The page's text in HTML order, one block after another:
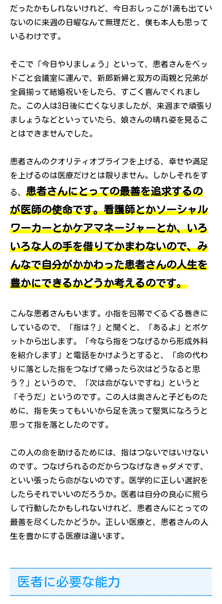
だったかもしれないけれど、今日おしっこが1滴も出てい
ないのに来週の日曜なんて無理だと、僕も本人も思って
いるわけです。
そこで「今日やりましょう」といって、患者さんをベッ
ドごと会議室に運んで、新郎新婦と双方の両親と兄弟が
全員揃って結婚祝いをしたら、すごく喜んでくれまし
た。この人は3日後に亡くなりましたが、来週まで頑張り
ましょうなどといっていたら、娘さんの晴れ姿を見るこ
とはできませんでした。
患者さんのクオリティオブライフを上げる、幸せや満足
を上げるのは医療だけとは限りません。しかしそれをす
る、 患者さんにとっての最善を追求するの
が医師の使命です。看護師とかソーシャル
ワーカーとかケアマネージャーとか、いろ
いろな人の手を借りてかまわないので、み
んなで自分がかかわった患者さんの人生を
豊かにできるかどうか考えるのです。
こんな患者さんもいます。小指を包帯でぐるぐる巻きに
しているので、「指は？」と聞くと、「あるよ」とポケ
ットから出します。「今なら指をつなげるから形成外科
を紹介します」と電話をかけようとすると、「命の代わ
りに落とした指をつなげて帰ったら次はどうなると思
う？」というので、「次は命がないですね」というと
「そうだ」というのです。この人は奥さんと子どものた
めに、指を失ってもいいから足を洗って堅気になろうと
思って指を落としたのです。
この人の命を助けるためには、指はつないではいけない
のです。つなげられるのだからつなげなきゃダメです、
といい張ったら命がないのです。医学的に正しい選択を
したらそれでいいのだろうか。医者は自分の良心に照ら
して行動したかもしれないけれど、患者さんにとっての
最善を尽くしたかどうか。正しい医療と、患者さんの人
生を豊かにする医療は違います。
医者に必要な能力